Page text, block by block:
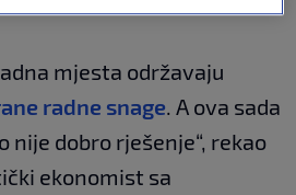
mjesta održavaju
radne snage . A ova sada
dobro rješenje“, rekao
ekonomist sa